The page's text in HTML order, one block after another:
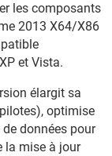
les composants
2013 X64/X86
et Vista.
élargit sa
optimise
de données pour
la mise à jour